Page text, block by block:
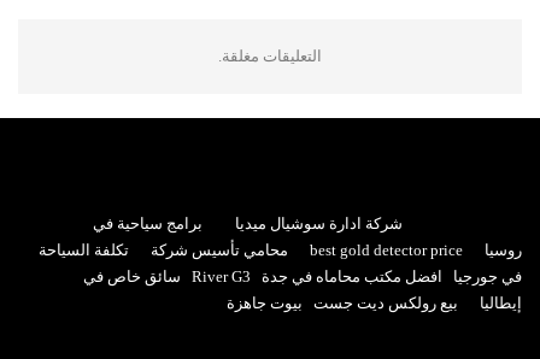
التعليقات مغلقة.
شركة ادارة سوشيال ميديا
برامج سياحية في
روسيا
best gold detector price محامي تأسيس شركة
تكلفة السياحة
في جورجيا
افضل مكتب محاماه في جدة River G3
سائق خاص في
إيطاليا
بيع رولكس ديت جست بيوت جاهزة